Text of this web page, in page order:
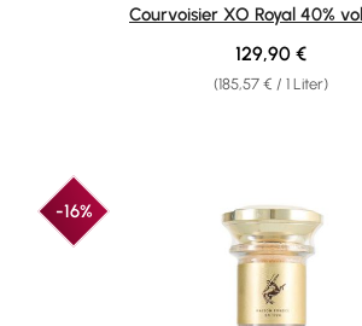
Courvoisier XO Royal 40%
(185,57 € / 1 Liter)
Regulärer Preis:
129,90 €
-16%